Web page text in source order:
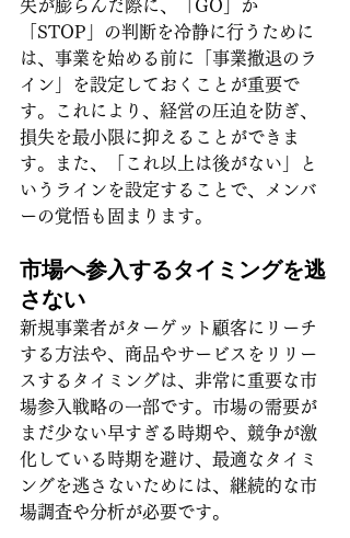
失が膨らんだ際に、「GO」か
「STOP」の判断を冷静に行うために
は、事業を始める前に「事業撤退のラ
イン」を設定しておくことが重要で
す。これにより、経営の圧迫を防ぎ、
損失を最小限に抑えることができま
す。また、「これ以上は後がない」と
いうラインを設定することで、メンバ
ーの覚悟も固まります。
市場へ参入するタイミングを逃
さない
新規事業者がターゲット顧客にリーチ
する方法や、商品やサービスをリリー
スするタイミングは、非常に重要な市
場参入戦略の一部です。市場の需要が
まだ少ない早すぎる時期や、競争が激
化している時期を避け、最適なタイミ
ングを逃さないためには、継続的な市
場調査や分析が必要です。